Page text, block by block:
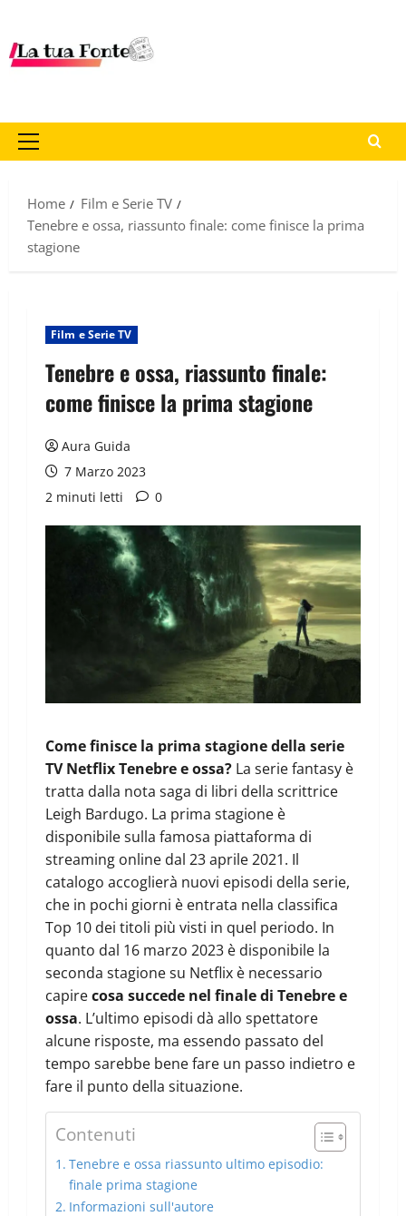
Home
Film e Serie TV
Tenebre e ossa, riassunto finale: come finisce la prima
stagione
Film e Serie TV
Tenebre e ossa, riassunto finale:
come finisce la prima stagione
Aura Guida
7 Marzo 2023
2 minuti letti
0
Come finisce la prima stagione della serie
TV Netflix Tenebre e ossa? La serie fantasy è
tratta dalla nota saga di libri della scrittrice
Leigh Bardugo. La prima stagione è
disponibile sulla famosa piattaforma di
streaming online dal 23 aprile 2021. Il
catalogo accoglierà nuovi episodi della serie,
che in pochi giorni è entrata nella classifica
Top 10 dei titoli più visti in quel periodo. In
quanto dal 16 marzo 2023 è disponibile la
seconda stagione su Netflix è necessario
capirecosa succede nel finale di Tenebre e
ossa. L’ultimo episodi dà allo spettatore
alcune risposte, ma essendo passato del
tempo sarebbe bene fare un passo indietro e
fare il punto della situazione.
Contenuti
Tenebre e ossa riassunto ultimo episodio:
finale prima stagione
Informazioni sull'autore